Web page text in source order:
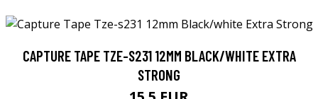
CAPTURE TAPE TZE-S231 12MM BLACK/WHITE EXTRA
STRONG